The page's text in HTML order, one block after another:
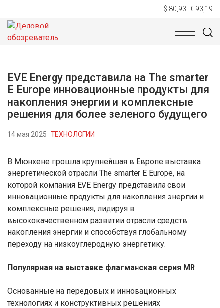
$ 80,93 € 93,19
НОВОСТИ
EVE Energy представила на The smarter
E Europe инновационные продукты для
накопления энергии и комплексные
решения для более зеленого будущего
14 мая 2025 ТЕХНОЛОГИИ
В Мюнхене прошла крупнейшая в Европе выставка
энергетической отрасли The smarter E Europe, на
которой компания EVE Energy представила свои
инновационные продукты для накопления энергии и
комплексные решения, лидируя в
высококачественном развитии отрасли средств
накопления энергии и способствуя глобальному
переходу на низкоуглеродную энергетику.
Популярная на выставке флагманская серия MR
Основанные на передовых и инновационных
технологиях и конструктивных решениях